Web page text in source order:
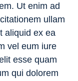
Ut enim ad
ullam
aliquid ex ea
vel eum iure
esse quam
qui dolorem